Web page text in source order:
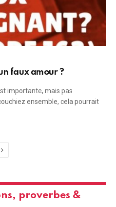
faux amour ?
importante, mais pas
ensemble, cela pourrait
Next
proverbes &